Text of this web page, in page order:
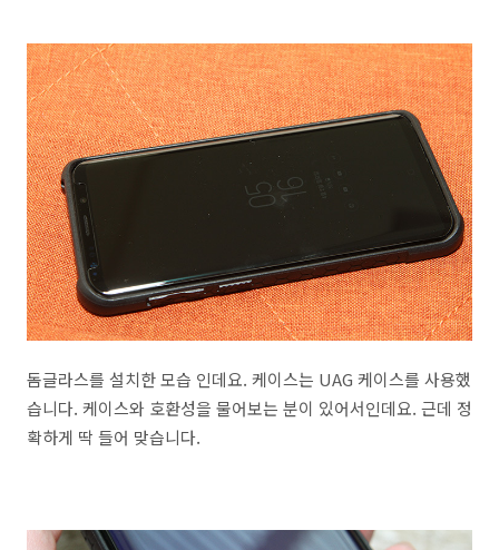
돔글라스를 설치한 모습 인데요. 케이스는 UAG 케이스를 사용했
습니다. 케이스와 호환성을 물어보는 분이 있어서인데요. 근데 정
확하게 딱 들어 맞습니다.